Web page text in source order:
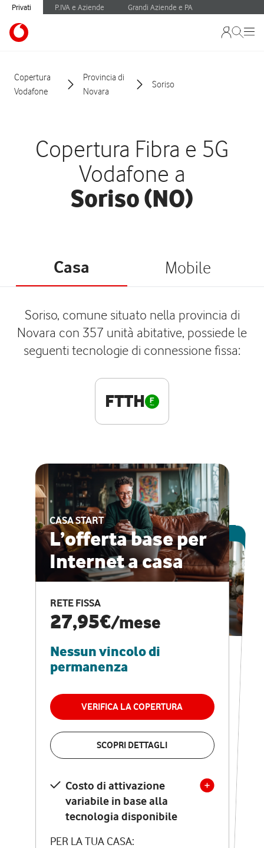
Privati P.IVA e Aziende Grandi Aziende e PA
Copertura
Vodafone
Provincia di
Novara
Soriso
Copertura Fibra e 5G
Vodafone a
Soriso (NO)
Casa Mobile
Soriso, comune situato nella provincia di
Novara con 357 unità abitative, possiede le
seguenti tecnologie di connessione fissa:
FTTH
CASA START
L’offerta base per
Internet a casa
RETE FISSA
27,95€/mese
Nessun vincolo di
permanenza
VERIFICA LA COPERTURA
SCOPRI DETTAGLI
Costo di attivazione
variabile in base alla
tecnologia disponibile
PER LA TUA CASA:
ESCLUSIVA ONLINE
CASA PRO
Internet veloce e
vantaggi speciali
RETE FISSA + VODAFONE CLUB
29,95€
permanenza
VERIFICA LA COPERTURA
Costo di attivazione
variabile in base alla
tecnologia disponibile
PER LA TUA CASA: